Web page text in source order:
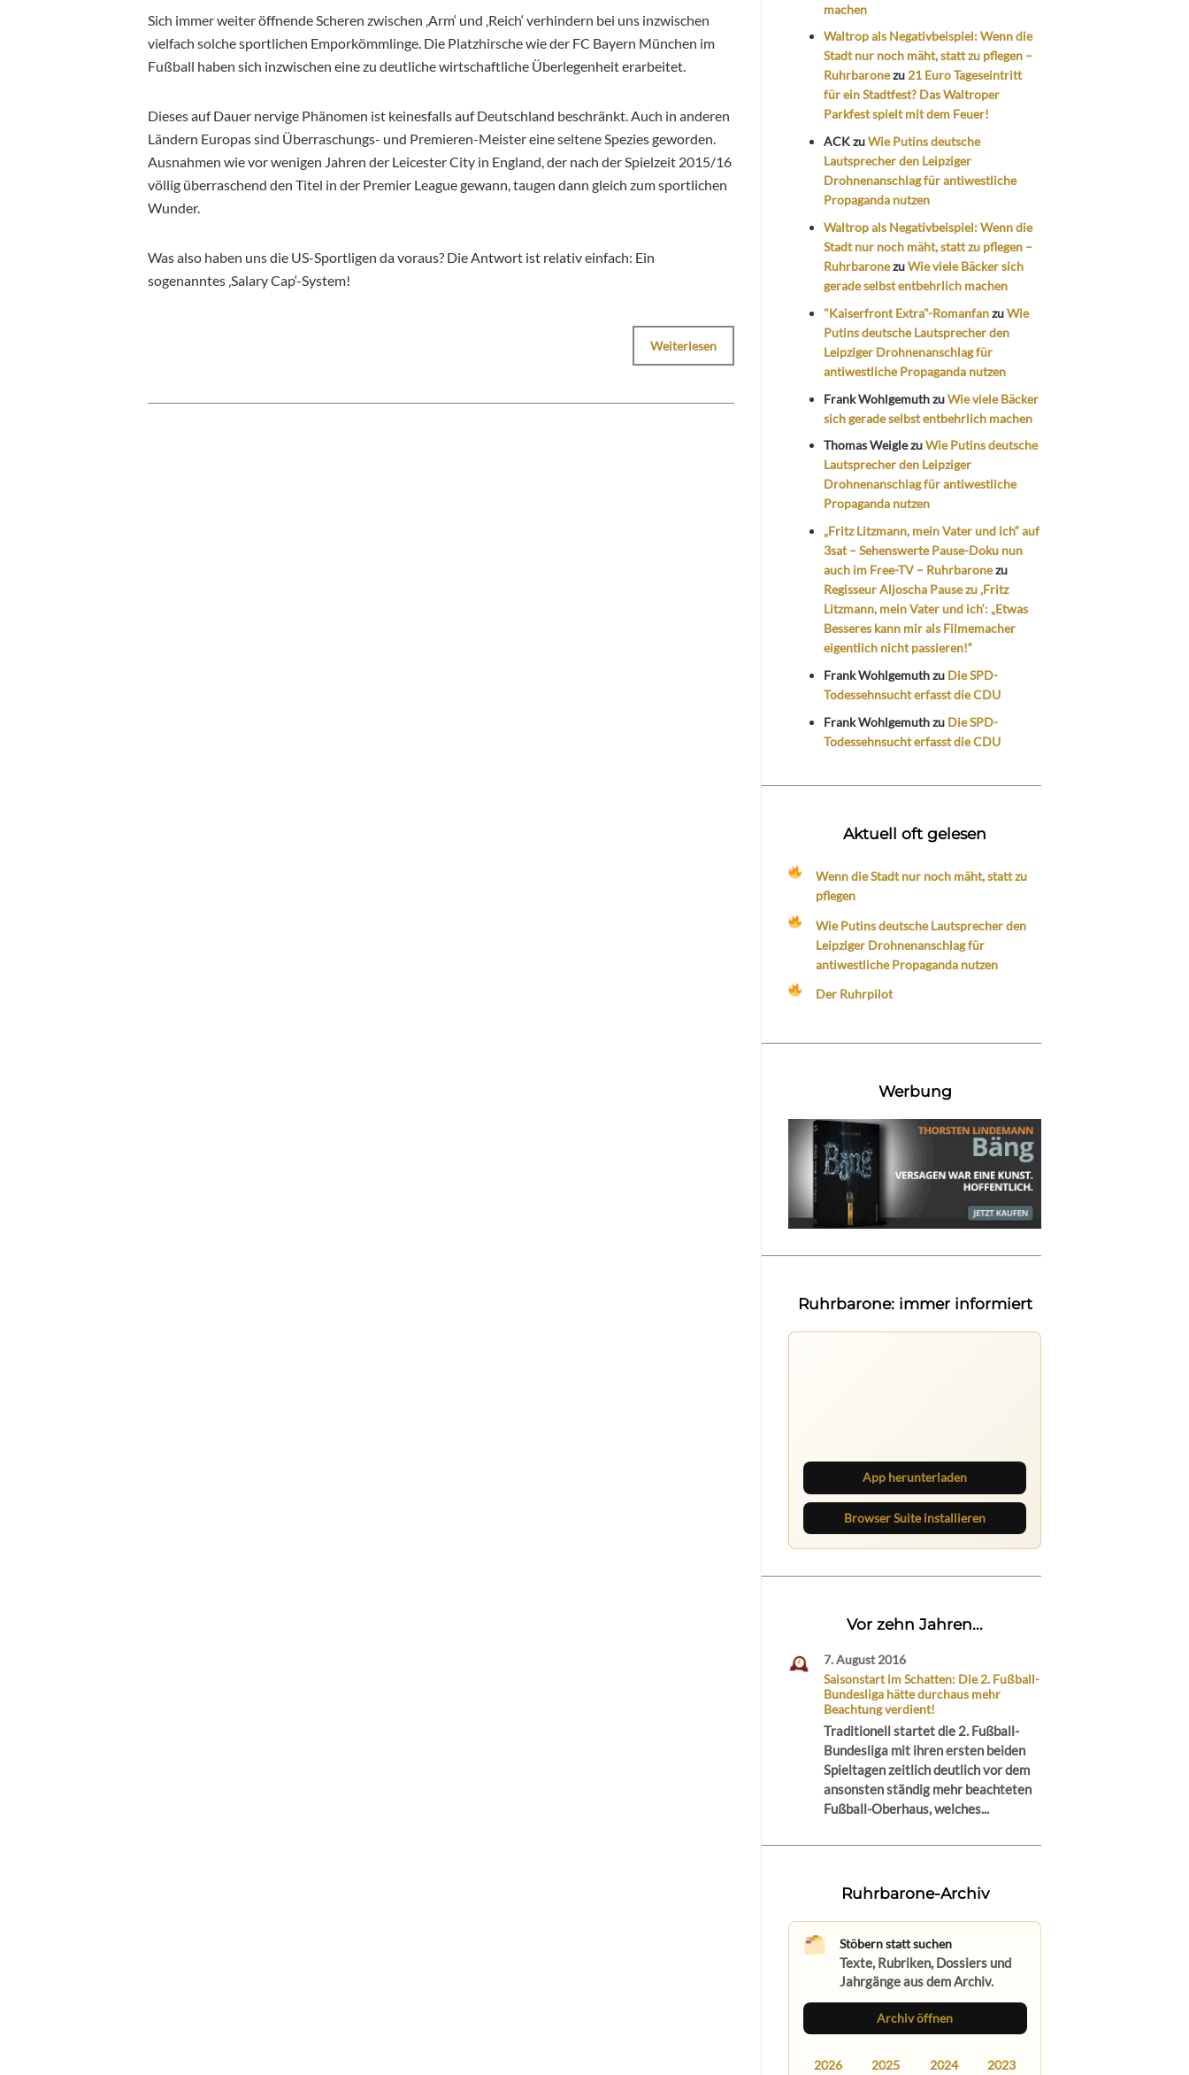
Sich immer weiter öffnende Scheren zwischen ‚Arm‘ und ‚Reich‘ verhindern bei uns inzwischen
vielfach solche sportlichen Emporkömmlinge. Die Platzhirsche wie der FC Bayern München im
Fußball haben sich inzwischen eine zu deutliche wirtschaftliche Überlegenheit erarbeitet.
Dieses auf Dauer nervige Phänomen ist keinesfalls auf Deutschland beschränkt. Auch in anderen
Ländern Europas sind Überraschungs- und Premieren-Meister eine seltene Spezies geworden.
Ausnahmen wie vor wenigen Jahren der Leicester City in England, der nach der Spielzeit 2015/16
völlig überraschend den Titel in der Premier League gewann, taugen dann gleich zum sportlichen
Wunder.
Was also haben uns die US-Sportligen da voraus? Die Antwort ist relativ einfach: Ein
sogenanntes ‚Salary Cap‘-System!
Weiterlesen
machen
Waltrop als Negativbeispiel: Wenn die
Stadt nur noch mäht, statt zu pflegen –
Ruhrbaronezu 21 Euro Tageseintritt
für ein Stadtfest? Das Waltroper
Parkfest spielt mit dem Feuer!
ACKzuWie Putins deutsche
Lautsprecher den Leipziger
Drohnenanschlag für antiwestliche
Propaganda nutzen
Waltrop als Negativbeispiel: Wenn die
Stadt nur noch mäht, statt zu pflegen –
RuhrbaronezuWie viele Bäcker sich
gerade selbst entbehrlich machen
"Kaiserfront Extra"-RomanfanzuWie
Putins deutsche Lautsprecher den
Leipziger Drohnenanschlag für
antiwestliche Propaganda nutzen
Frank WohlgemuthzuWie viele Bäcker
sich gerade selbst entbehrlich machen
Thomas WeiglezuWie Putins deutsche
Lautsprecher den Leipziger
Drohnenanschlag für antiwestliche
Propaganda nutzen
„Fritz Litzmann, mein Vater und ich“ auf
3sat – Sehenswerte Pause-Doku nun
auch im Free-TV – Ruhrbaronezu
Regisseur Aljoscha Pause zu ‚Fritz
Litzmann, mein Vater und ich‘: „Etwas
Besseres kann mir als Filmemacher
eigentlich nicht passieren!“
Frank Wohlgemuthzu Die SPD-
Todessehnsucht erfasst die CDU
Frank Wohlgemuthzu Die SPD-
Todessehnsucht erfasst die CDU
Aktuell oft gelesen
Wenn die Stadt nur noch mäht, statt zu
pflegen
Wie Putins deutsche Lautsprecher den
Leipziger Drohnenanschlag für
antiwestliche Propaganda nutzen
Der Ruhrpilot
Werbung
Ruhrbarone: immer informiert
App herunterladen
Browser Suite installieren
Vor zehn Jahren...
7. August 2016
Saisonstart im Schatten: Die 2. Fußball-
Bundesliga hätte durchaus mehr
Beachtung verdient!
Traditionell startet die 2. Fußball-
Bundesliga mit ihren ersten beiden
Spieltagen zeitlich deutlich vor dem
ansonsten ständig mehr beachteten
Fußball-Oberhaus, welches...
Ruhrbarone-Archiv
Stöbern statt suchen
Texte, Rubriken, Dossiers und
Jahrgänge aus dem Archiv.
Archiv öffnen
2026 2025 2024 2023